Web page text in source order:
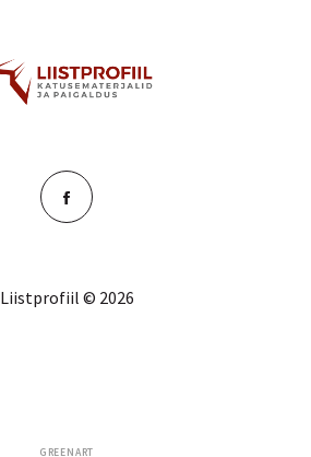
Liistprofiil © 2026
GREENART